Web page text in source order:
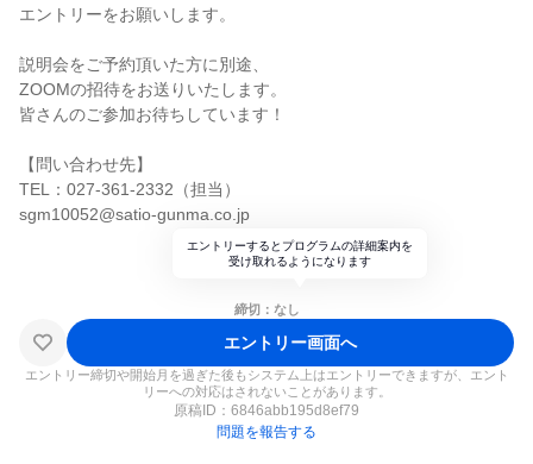
エントリーをお願いします。
説明会をご予約頂いた方に別途、
ZOOMの招待をお送りいたします。
皆さんのご参加お待ちしています！
【問い合わせ先】
TEL：027-361-2332（担当）
sgm10052@satio-gunma.co.jp
エントリーするとプログラムの詳細案内を
受け取れるようになります
締切：なし
エントリー画面へ
エントリー締切や開始月を過ぎた後もシステム上はエントリーできますが、エント
リーへの対応はされないことがあります。
原稿ID： 6846abb195d8ef79
問題を報告する